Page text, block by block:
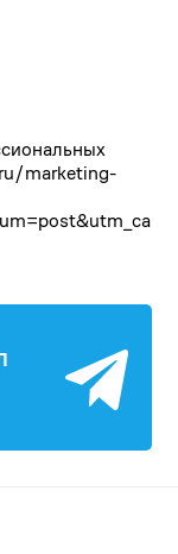
marketing-